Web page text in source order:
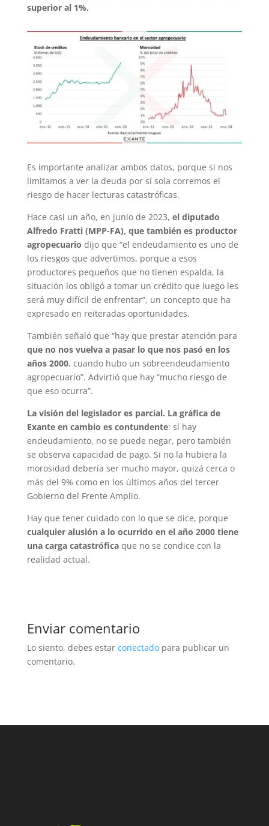
superior al 1%.
Es importante analizar ambos datos, porque si nos
limitamos a ver la deuda por sí sola corremos el
riesgo de hacer lecturas catastróficas.
Hace casi un año, en junio de 2023, el diputado
Alfredo Fratti (MPP-FA), que también es productor
agropecuario dijo que “el endeudamiento es uno de
los riesgos que advertimos, porque a esos
productores pequeños que no tienen espalda, la
situación los obligó a tomar un crédito que luego les
será muy difícil de enfrentar”, un concepto que ha
expresado en reiteradas oportunidades.
También señaló que “hay que prestar atención para
que no nos vuelva a pasar lo que nos pasó en los
años 2000, cuando hubo un sobreendeudamiento
agropecuario”. Advirtió que hay “mucho riesgo de
que eso ocurra”.
La visión del legislador es parcial. La gráfica de
Exante en cambio es contundente: sí hay
endeudamiento, no se puede negar, pero también
se observa capacidad de pago. Si no la hubiera la
morosidad debería ser mucho mayor, quizá cerca o
más del 9% como en los últimos años del tercer
Gobierno del Frente Amplio.
Hay que tener cuidado con lo que se dice, porque
cualquier alusión a lo ocurrido en el año 2000 tiene
una carga catastróficaque no se condice con la
realidad actual.
Enviar comentario
Lo siento, debes estar conectadopara publicar un
comentario.